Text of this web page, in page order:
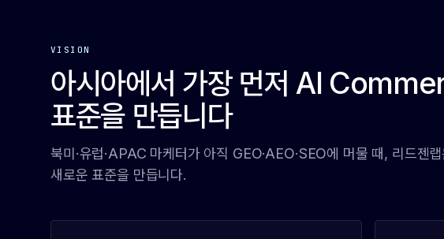
VISION
아시아에서 가장 먼저 AI
표준을 만듭니다
북미·유럽·APAC 마케터가 아직 GEO·AEO·SEO에 머물 때, 리드젠
새로운 표준을 만듭니다.